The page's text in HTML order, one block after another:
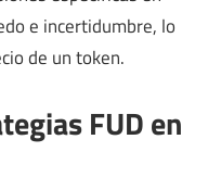
e incertidumbre, lo
de un token.
FUD en